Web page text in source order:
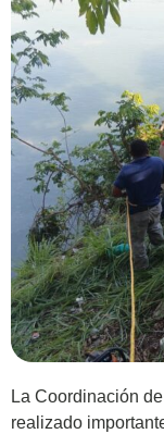
La Coordinación
realizado